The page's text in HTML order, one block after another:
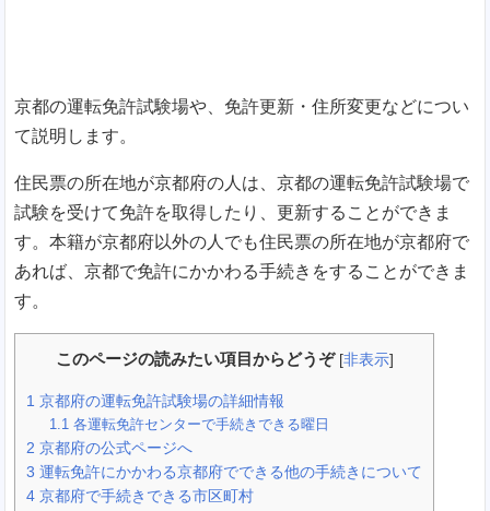
京都の運転免許試験場や、免許更新・住所変更などについ
て説明します。
住民票の所在地が京都府の人は、京都の運転免許試験場で
試験を受けて免許を取得したり、更新することができま
す。本籍が京都府以外の人でも住民票の所在地が京都府で
あれば、京都で免許にかかわる手続きをすることができま
す。
このページの読みたい項目からどうぞ [非表示]
1 京都府の運転免許試験場の詳細情報
1.1 各運転免許センターで手続きできる曜日
2 京都府の公式ページへ
3 運転免許にかかわる京都府でできる他の手続きについて
4 京都府で手続きできる市区町村